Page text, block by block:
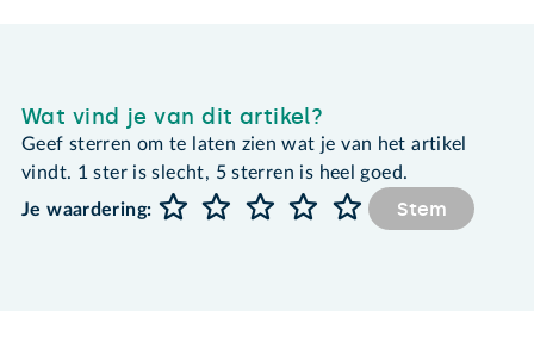
Wat vind je van dit artikel?
Geef sterren om te laten zien wat je van het artikel
vindt. 1 ster is slecht, 5 sterren is heel goed.
Je waardering:
Stem